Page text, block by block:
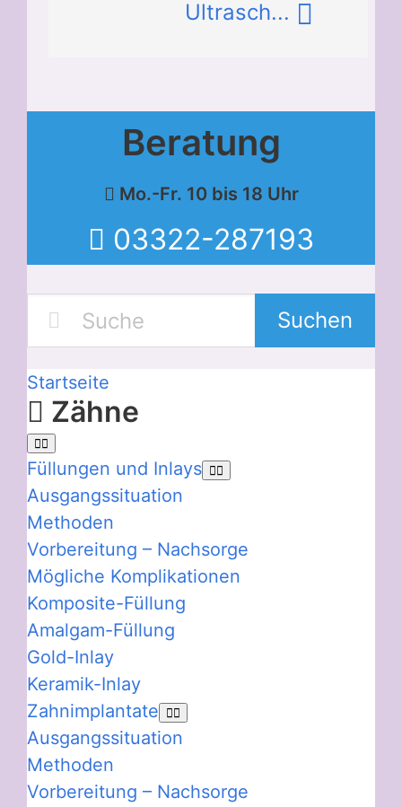
Ultrasch...
Beratung
Mo.-Fr. 10 bis 18 Uhr
03322-287193
Suchen
Startseite
Zähne
Füllungen und Inlays
Ausgangssituation
Methoden
Vorbereitung – Nachsorge
Mögliche Komplikationen
Komposite-Füllung
Amalgam-Füllung
Gold-Inlay
Keramik-Inlay
Zahnimplantate
Ausgangssituation
Methoden
Vorbereitung – Nachsorge